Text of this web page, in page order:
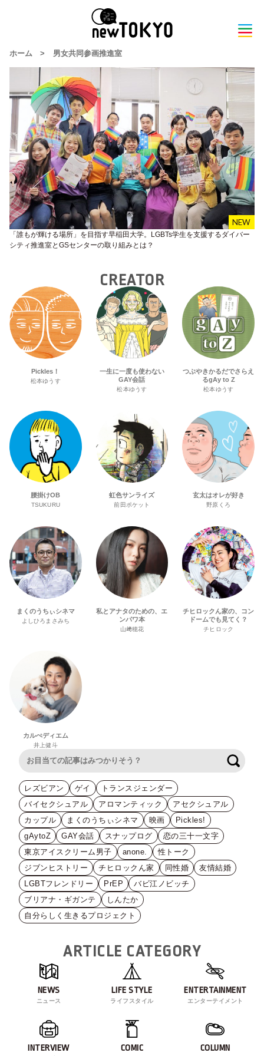
ホーム > 男女共同参画推進室
「誰もが輝ける場所」を目指す早稲田大学。LGBTs学生を支援するダイバー
シティ推進室とGSセンターの取り組みとは？
CREATOR
Pickles！
松本ゆうす
一生に一度も使わない
GAY会話
松本ゆうす
つぶやきかるだでさらえ
るgAy to Z
松本ゆうす
腰掛けOB
TSUKURU
虹色サンライズ
前田ポケット
玄太はオレが好き
野原くろ
まくのうちぃシネマ
よしひろまさみち
私とアナタのための、エ
ンパワ本
山﨑穂花
チヒロックん家の、コン
ドームでも見てく？
チヒロック
カルぺディエム
井上健斗
レズビアン ゲイ
トランスジェンダー
バイセクシュアル
アロマンティック
アセクシュアル
カップル
まくのうちぃシネマ 映画
Pickles!
gAytoZ
GAY会話 スナップログ
恋の三十一文字
東京アイスクリーム男子
anone.
性トーク
ジブンヒストリー
チヒロックん家 同性婚
友情結婚
LGBTフレンドリー
PrEP
バビ江ノビッチ
ブリアナ・ギガンテ
しんたか
自分らしく生きるプロジェクト
ARTICLE CATEGORY
NEWS
ニュース
LIFE STYLE
ライフスタイル
ENTERTAINMENT
エンターテイメント
INTERVIEW COMIC COLUMN